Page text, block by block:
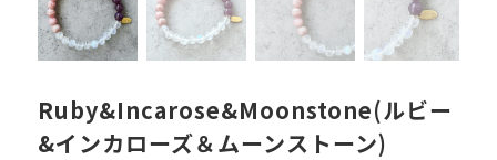
Ruby&Incarose&Moonstone(ルビー
&インカローズ＆ムーンストーン)